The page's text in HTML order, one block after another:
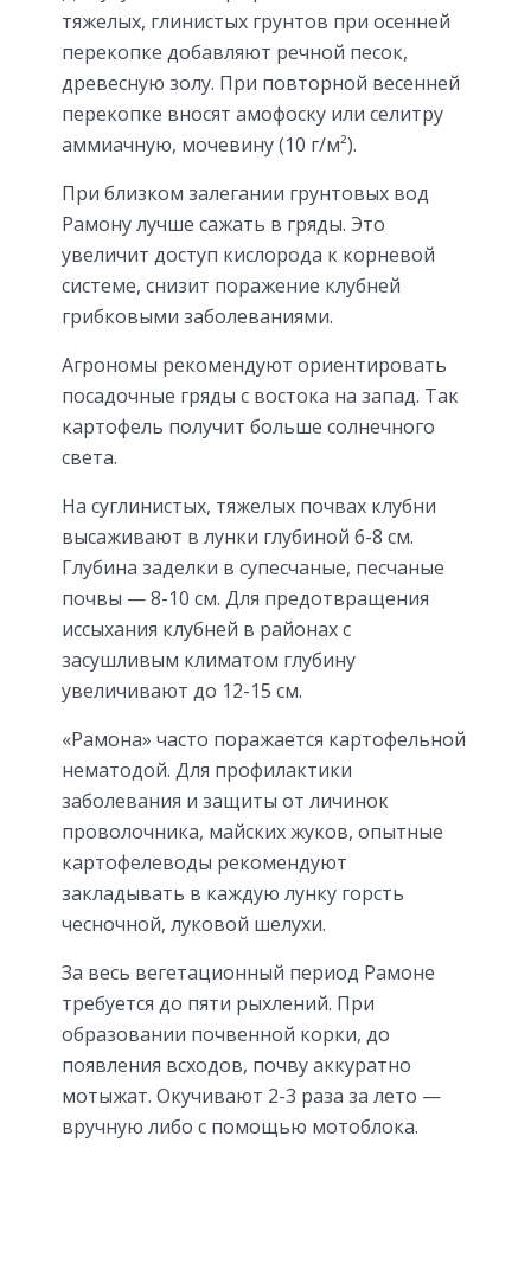
тяжелых, глинистых грунтов при осенней
перекопке добавляют речной песок,
древесную золу. При повторной весенней
перекопке вносят амофоску или селитру
аммиачную, мочевину (10 г/м²).
При близком залегании грунтовых вод
Рамону лучше сажать в гряды. Это
увеличит доступ кислорода к корневой
системе, снизит поражение клубней
грибковыми заболеваниями.
Агрономы рекомендуют ориентировать
посадочные гряды с востока на запад. Так
картофель получит больше солнечного
света.
На суглинистых, тяжелых почвах клубни
высаживают в лунки глубиной 6-8 см.
Глубина заделки в супесчаные, песчаные
почвы — 8-10 см. Для предотвращения
иссыхания клубней в районах с
засушливым климатом глубину
увеличивают до 12-15 см.
«Рамона» часто поражается картофельной
нематодой. Для профилактики
заболевания и защиты от личинок
проволочника, майских жуков, опытные
картофелеводы рекомендуют
закладывать в каждую лунку горсть
чесночной, луковой шелухи.
За весь вегетационный период Рамоне
требуется до пяти рыхлений. При
образовании почвенной корки, до
появления всходов, почву аккуратно
мотыжат. Окучивают 2-3 раза за лето —
вручную либо с помощью мотоблока.